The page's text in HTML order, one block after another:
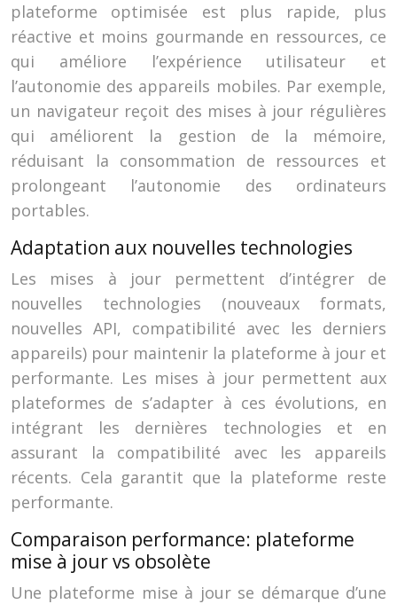
plateforme optimisée est plus rapide, plus
réactive et moins gourmande en ressources, ce
qui améliore l’expérience utilisateur et
l’autonomie des appareils mobiles. Par exemple,
un navigateur reçoit des mises à jour régulières
qui améliorent la gestion de la mémoire,
réduisant la consommation de ressources et
prolongeant l’autonomie des ordinateurs
portables.
Adaptation aux nouvelles technologies
Les mises à jour permettent d’intégrer de
nouvelles technologies (nouveaux formats,
nouvelles API, compatibilité avec les derniers
appareils) pour maintenir la plateforme à jour et
performante. Les mises à jour permettent aux
plateformes de s’adapter à ces évolutions, en
intégrant les dernières technologies et en
assurant la compatibilité avec les appareils
récents. Cela garantit que la plateforme reste
performante.
Comparaison performance: plateforme
mise à jour vs obsolète
Une plateforme mise à jour se démarque d’une